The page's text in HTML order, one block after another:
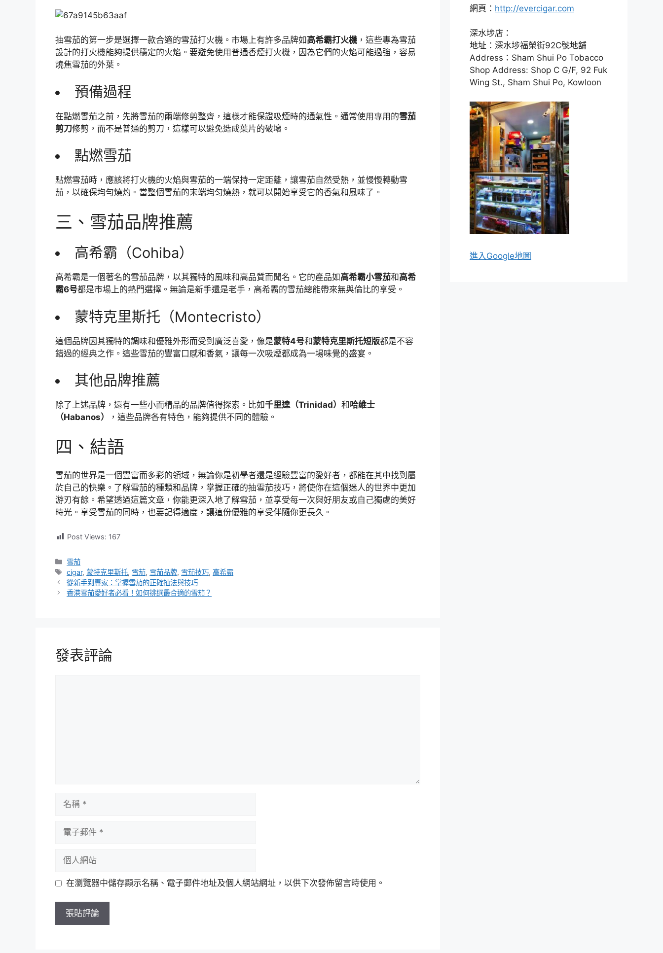
抽雪茄的第一步是選擇一款合適的雪茄打火機。市場上有許多品牌如 高希霸打火機 ，這些專為雪茄
設計的打火機能夠提供穩定的火焰。要避免使用普通香煙打火機，因為它們的火焰可能過強，容易
燒焦雪茄的外葉。
預備過程
在點燃雪茄之前，先將雪茄的兩端修剪整齊，這樣才能保證吸煙時的通氣性。通常使用專用的雪茄
剪刀修剪，而不是普通的剪刀，這樣可以避免造成葉片的破壞。
點燃雪茄
點燃雪茄時，應該將打火機的火焰與雪茄的一端保持一定距離，讓雪茄自然受熱，並慢慢轉動雪
茄，以確保均勻燒灼。當整個雪茄的末端均匀燒熱，就可以開始享受它的香氣和風味了。
三、雪茄品牌推薦
高希霸（Cohiba）
高希霸是一個著名的雪茄品牌，以其獨特的風味和高品質而聞名。它的產品如 高希霸小雪茄和 高希
霸6号都是市場上的熱門選擇。無論是新手還是老手，高希霸的雪茄總能帶來無與倫比的享受。
蒙特克里斯托（Montecristo）
這個品牌因其獨特的調味和優雅外形而受到廣泛喜愛，像是蒙特4号和蒙特克里斯托短版都是不容
錯過的經典之作。這些雪茄的豐富口感和香氣，讓每一次吸煙都成為一場味覺的盛宴。
其他品牌推薦
除了上述品牌，還有一些小而精品的品牌值得探索。比如千里達（Trinidad） 和 哈維士
（Habanos）
，這些品牌各有特色，能夠提供不同的體驗。
四、結語
雪茄的世界是一個豐富而多彩的領域，無論你是初學者還是經驗豐富的愛好者，都能在其中找到屬
於自己的快樂。了解雪茄的種類和品牌，掌握正確的抽雪茄技巧，將使你在這個迷人的世界中更加
游刃有餘。希望透過這篇文章，你能更深入地了解雪茄，並享受每一次與好朋友或自己獨處的美好
時光。享受雪茄的同時，也要記得適度，讓這份優雅的享受伴隨你更長久。
Post Views: 167
分
類
雪茄
標
籤
cigar, 蒙特克里斯托, 雪茄, 雪茄品牌, 雪茄技巧,高希霸
從新手到專家：掌握雪茄的正確抽法與技巧
香港雪茄愛好者必看！如何挑選最合適的雪茄？
發表評論
網 在瀏覽器中儲存顯示名稱、電子郵件地址及個人網站網址，以供下次發佈留言時使用。
網頁： http://evercigar.com
深水埗店：
地址：深水埗福榮街92C號地舖
Address：Sham Shui Po Tobacco
Shop Address: Shop C G/F, 92 Fuk
Wing St., Sham Shui Po, Kowloon
進入Google地圖